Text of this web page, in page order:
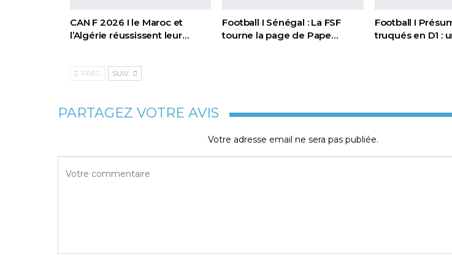
CAN F 2026 I le Maroc et
l’Algérie réussissent leur…
Football I Sénégal : La FSF
tourne la page de Pape…
Football I
truqués en D1 :
PRÉC. SUIV.
PARTAGEZ VOTRE AVIS
Votre adresse email ne sera pas publiée.